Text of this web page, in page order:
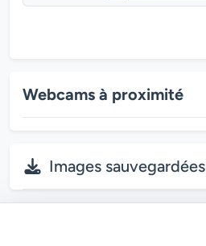
Webcams à proximité
Images sauvegardées